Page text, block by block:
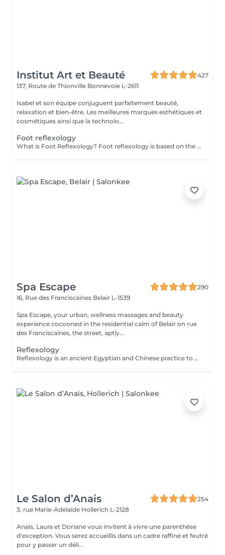
Institut Art et Beauté
427
137, Route de Thionville Bonnevoie L-2611
Isabel et son équipe conjuguent parfaitement beauté,
relaxation et bien-être. Les meilleures marques esthétiques et
cosmétiques ainsi que la technolo...
Foot reflexology
What is Foot Reflexology? Foot reflexology is based on the principle that the feet are a miniature representation of the human body. Each nerve ending corresponds to an organ or a part of the body. When an organ is not functioning properly, the flow of vital energy is obstructed, which is reflected and felt in the feet. Objectives of Foot Reflexology The goal of reflexology is to stimulate the body's self-regulation capabilities. Dynamic pressure applied to a specific area (reflex zone) induces a therapeutic effect on the corresponding organ. Therapeutic Indications Reflexology is recommended for functional disorders such as: Stress management Back pain Digestive issues Migraines Sleep disorders Sinusitis Menstrual pain Urinary disorders Joint pain Benefits of Foot Reflexology By working on reflex points, reflexology can: Restore energy flow Improve energy circulation and release energy throughout the body Enhance blood circulation Restore proper functioning of organs, the nervous system, and glands Rebalance the sympathetic and parasympathetic nervous systems Provide physical and psychological relaxation
Spa Escape
290
16, Rue des Franciscaines Belair L-1539
Spa Escape, your urban, wellness massages and beauty
experience cocooned in the residential calm of Belair on rue
des Franciscaines, the street, aptly...
Reflexology
Reflexology is an ancient Egyptian and Chinese practice to stimulate or calm the functions of all systems of the human body. With this touch therapy of the feet (plantar) on the reflex zones, toxins are released and the body starts to heal itself by creating harmony and equilibrium and calm.
Le Salon d’Anais
254
3, rue Marie-Adelaïde Hollerich L-2128
Anais, Laura et Doriane vous invitent à vivre une parenthèse
d'exception. Vous serez accueillis dans un cadre raffiné et feutré
pour y passer un déli...